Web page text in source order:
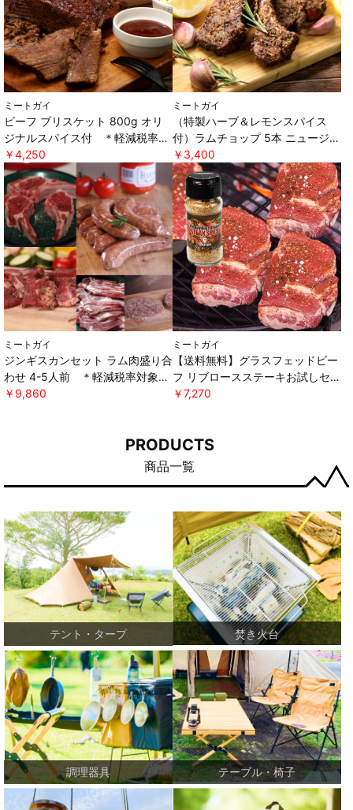
ミートガイ
ビーフ ブリスケット 800g オリ
ジナルスパイス付 ＊軽減税率対
象 [ミートガイ]
￥4,250
ミートガイ
（特製ハーブ＆レモンスパイス
付）ラムチョップ 5本 ニュージー
ランド産 WAKANUIスプリングラ
ム ＊軽減税率対象 [ミートガイ]
￥3,400
ミートガイ
ジンギスカンセット ラム肉盛り合
わせ 4-5人前 ＊軽減税率対象
[ミートガイ]
￥9,860
ミートガイ
【送料無料】グラスフェッドビー
フ リブロースステーキお試しセッ
ト オリジナルスパイス付き ＊軽
￥7,270
PRODUCTS
商品一覧
テント・タープ 焚き火台
調理器具 テーブル・椅子